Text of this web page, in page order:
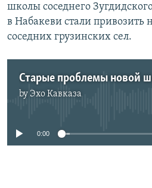
школы соседнего
в Набакеви стали привозить
соседних грузинских сел.
Старые проблемы новой
by Эхо Кавказа
0:00